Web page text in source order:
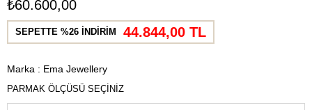
₺60.600,00
SEPETTE %26 İNDİRİM 44.844,00 TL
Marka : Ema Jewellery
PARMAK ÖLÇÜSÜ SEÇİNİZ